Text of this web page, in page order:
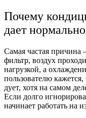
Почему
дает
Самая частая причина
фильтр, воздух
нагрузкой, а
пользователю
дует, хотя на самом
Если долго
начинает работать на